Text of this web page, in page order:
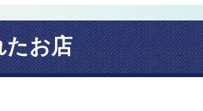
たお店